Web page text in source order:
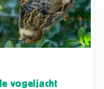
vogeljacht